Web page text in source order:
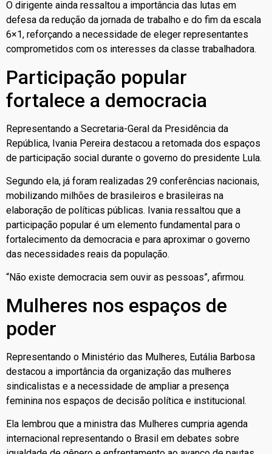
O dirigente ainda ressaltou a importância das lutas em
defesa da redução da jornada de trabalho e do fim da escala
6×1, reforçando a necessidade de eleger representantes
comprometidos com os interesses da classe trabalhadora.
Participação popular
fortalece a democracia
Representando a Secretaria-Geral da Presidência da
República, Ivania Pereira destacou a retomada dos espaços
de participação social durante o governo do presidente Lula.
Segundo ela, já foram realizadas 29 conferências nacionais,
mobilizando milhões de brasileiros e brasileiras na
elaboração de políticas públicas. Ivania ressaltou que a
participação popular é um elemento fundamental para o
fortalecimento da democracia e para aproximar o governo
das necessidades reais da população.
“Não existe democracia sem ouvir as pessoas”, afirmou.
Mulheres nos espaços de
poder
Representando o Ministério das Mulheres, Eutália Barbosa
destacou a importância da organização das mulheres
sindicalistas e a necessidade de ampliar a presença
feminina nos espaços de decisão política e institucional.
Ela lembrou que a ministra das Mulheres cumpria agenda
internacional representando o Brasil em debates sobre